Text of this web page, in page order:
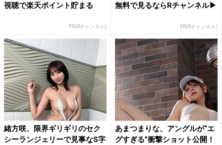
視聴で楽天ポイント貯まる
PR(Rチャンネル)
無料で見るならRチャンネル▶︎
PR(Rチャンネル)
緒方咲、限界ギリギリのセク
シーランジェリーで見事なS字
あまつまりな、アングルが“エ
グすぎる”衝撃ショット公開！